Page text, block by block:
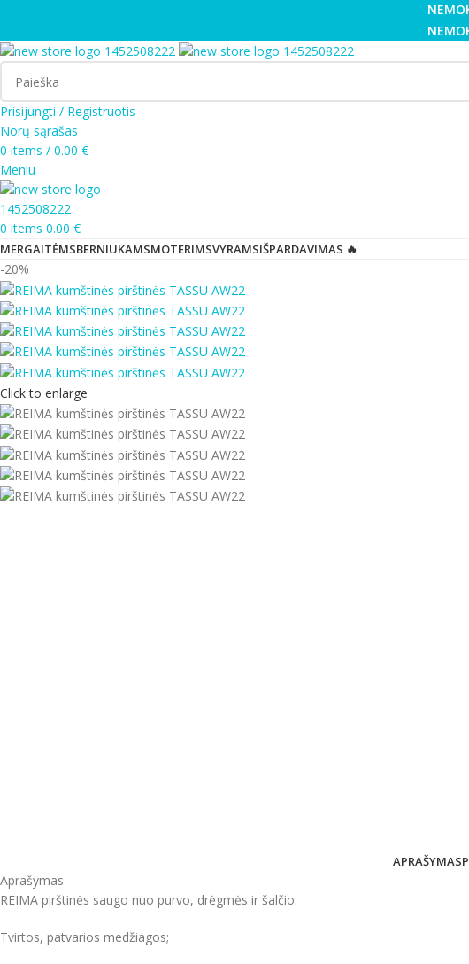
Prisijungti / Registruotis
Norų sąrašas
0 items / 0.00 €
Meniu
0 items 0.00 €
MERGAITĖMSBERNIUKAMSMOTERIMSVYRAMSIŠPARDAVIMAS 🔥
-20%
Click to enlarge
APRAŠYMAS
Aprašymas
REIMA pirštinės saugo nuo purvo, drėgmės ir šalčio.
Tvirtos, patvarios medžiagos;